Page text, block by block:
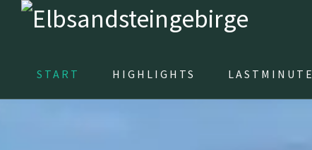
START HIGHLIGHTS LASTMINUTE